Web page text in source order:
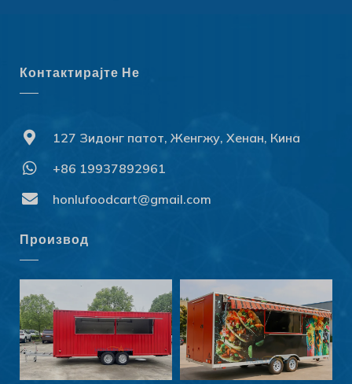
Контактирајте Не
127 Зидонг патот, Женгжу, Хенан, Кина
+86 19937892961
honlufoodcart@gmail.com
Производ
Norsk nynorsk
Maori
Eesti
Български
Slovenčina